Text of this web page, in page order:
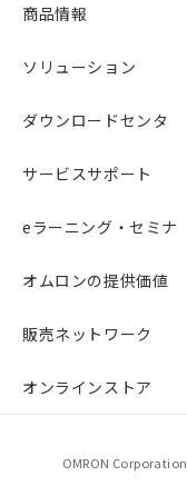
商品情報
ソリューション
ダウンロードセンタ
サービスサポート
eラーニング・セミナ
オムロンの提供価値
販売ネットワーク
オンラインストア
OMRON Corporation